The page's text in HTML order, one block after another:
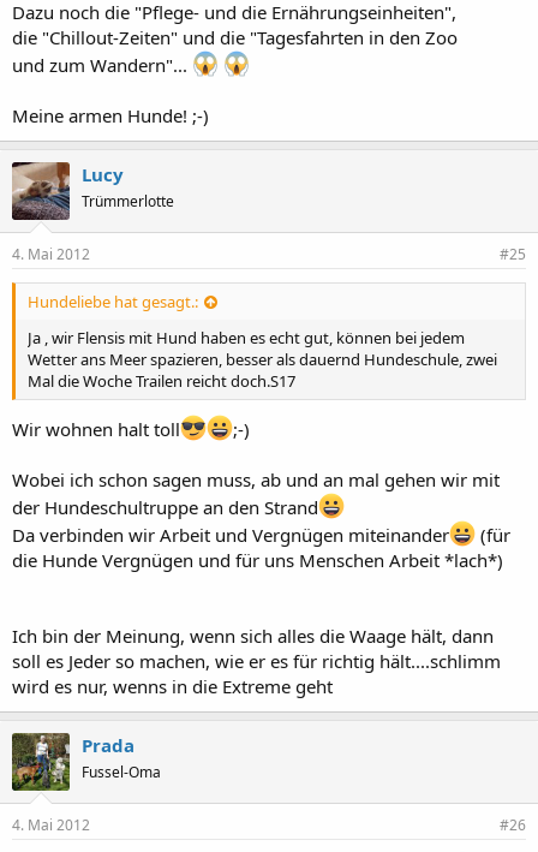
Dazu noch die "Pflege- und die Ernährungseinheiten",
die "Chillout-Zeiten" und die "Tagesfahrten in den Zoo
und zum Wandern"...
Meine armen Hunde! ;-)
Lucy
Trümmerlotte
4. Mai 2012 #25
Hundeliebe hat gesagt.:
Ja , wir Flensis mit Hund haben es echt gut, können bei jedem
Wetter ans Meer spazieren, besser als dauernd Hundeschule, zwei
Mal die Woche Trailen reicht doch.S17
Wir wohnen halt toll ;-)
Wobei ich schon sagen muss, ab und an mal gehen wir mit
der Hundeschultruppe an den Strand
Da verbinden wir Arbeit und Vergnügen miteinander
(für
die Hunde Vergnügen und für uns Menschen Arbeit *lach*)
Ich bin der Meinung, wenn sich alles die Waage hält, dann
soll es Jeder so machen, wie er es für richtig hält....schlimm
wird es nur, wenns in die Extreme geht
Prada
Fussel-Oma
4. Mai 2012 #26